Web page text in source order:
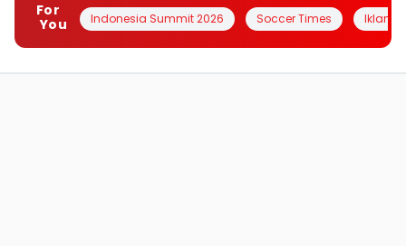
For
You
Indonesia Summit 2026 Soccer Times Iklanin